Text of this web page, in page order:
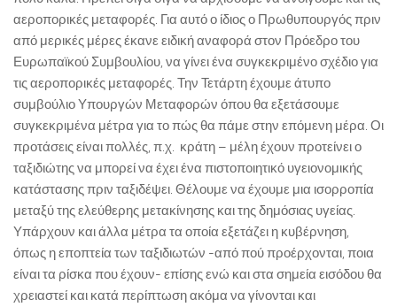
αεροπορικές μεταφορές. Για αυτό ο ίδιος ο Πρωθυπουργός πριν
από μερικές μέρες έκανε ειδική αναφορά στον Πρόεδρο του
Ευρωπαϊκού Συμβουλίου, να γίνει ένα συγκεκριμένο σχέδιο για
τις αεροπορικές μεταφορές. Την Τετάρτη έχουμε άτυπο
συμβούλιο Υπουργών Μεταφορών όπου θα εξετάσουμε
συγκεκριμένα μέτρα για το πώς θα πάμε στην επόμενη μέρα. Οι
προτάσεις είναι πολλές, π.χ. κράτη – μέλη έχουν προτείνει ο
ταξιδιώτης να μπορεί να έχει ένα πιστοποιητικό υγειονομικής
κατάστασης πριν ταξιδέψει. Θέλουμε να έχουμε μια ισορροπία
μεταξύ της ελεύθερης μετακίνησης και της δημόσιας υγείας.
Υπάρχουν και άλλα μέτρα τα οποία εξετάζει η κυβέρνηση,
όπως η εποπτεία των ταξιδιωτών -από πού προέρχονται, ποια
είναι τα ρίσκα που έχουν- επίσης ενώ και στα σημεία εισόδου θα
χρειαστεί και κατά περίπτωση ακόμα να γίνονται και